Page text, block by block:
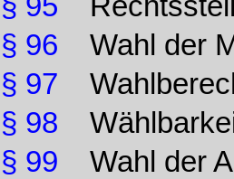
§ 96
§ 97
§ 98
§ 99
Wahl der
Wahl der